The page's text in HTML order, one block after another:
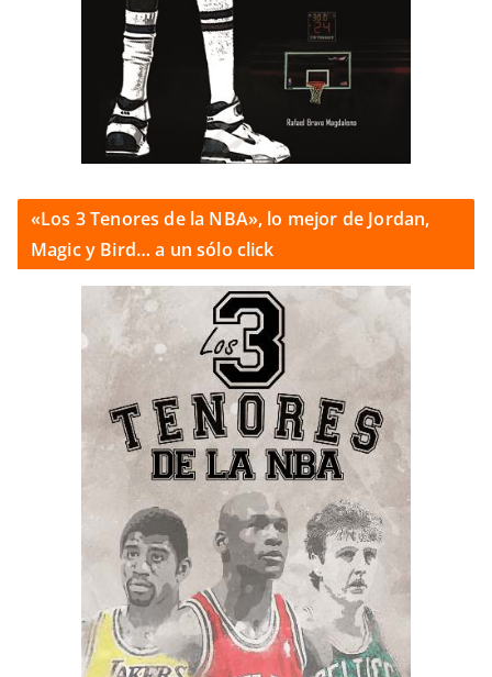
«Los 3 Tenores de la NBA», lo mejor de Jordan,
Magic y Bird… a un sólo click